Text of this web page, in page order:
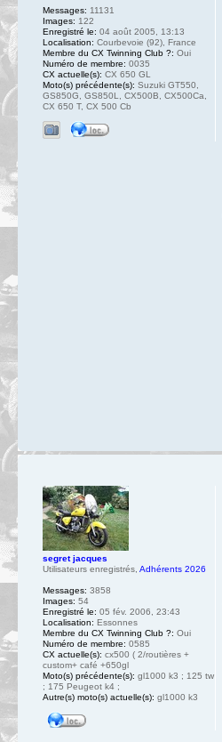
Messages: 11131
Images: 122
Enregistré le: 04 août 2005, 13:13
Localisation: Courbevoie (92), France
Membre du CX Twinning Club ?: Oui
Numéro de membre: 0035
CX actuelle(s): CX 650 GL
Moto(s) précédente(s): Suzuki GT550,
GS850G, GS850L, CX500B, CX500Ca,
CX 650 T, CX 500 Cb
segret jacques
Utilisateurs enregistrés Adhérents 2026
Messages: 3858
Images: 54
Enregistré le: 05 fév. 2006, 23:43
Localisation: Essonnes
Membre du CX Twinning Club ?: Oui
Numéro de membre: 0585
CX actuelle(s): cx500 ( 2/routières +
custom+ café +650gl
Moto(s) précédente(s): gl1000 k3 ; 125 tw
; 175 Peugeot k4 ;
Autre(s) moto(s) actuelle(s): gl1000 k3